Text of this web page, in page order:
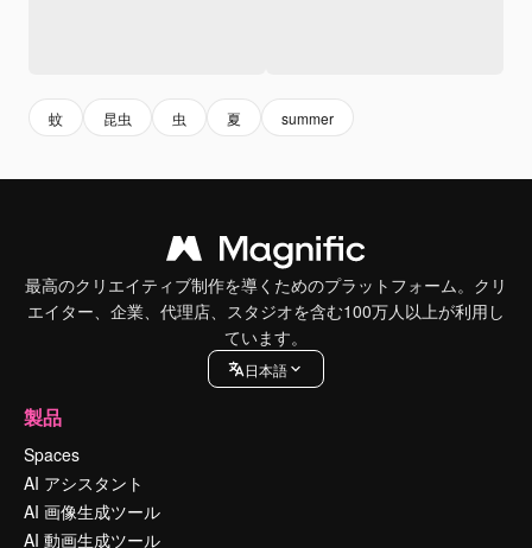
蚊 昆虫 虫 夏 summer
最高のクリエイティブ制作を導くためのプラットフォーム。クリ
エイター、企業、代理店、スタジオを含む100万人以上が利用し
ています。
日本語
製品
Spaces
AI アシスタント
AI 画像生成ツール
AI 動画生成ツール